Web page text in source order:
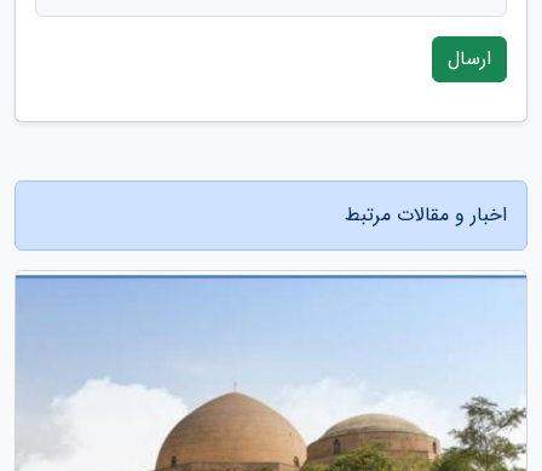
ارسال
اخبار و مقالات مرتبط